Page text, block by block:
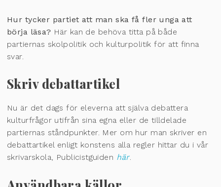
Hur tycker partiet att man ska få fler unga att
börja läsa? Här kan de behöva titta på både
partiernas skolpolitik och kulturpolitik för att finna
svar.
Skriv debattartikel
Nu är det dags för eleverna att själva debattera
kulturfrågor utifrån sina egna eller de tilldelade
partiernas ståndpunkter. Mer om hur man skriver en
debattartikel enligt konstens alla regler hittar du i vår
skrivarskola, Publicistguiden här.